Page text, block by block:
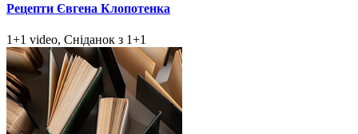
Рецепти Євгена Клопотенка
1+1 video, Сніданок з 1+1